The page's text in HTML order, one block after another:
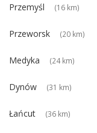
Przemyśl (16 km)
Przeworsk (20 km)
Medyka (24 km)
Dynów (31 km)
Łańcut (36 km)